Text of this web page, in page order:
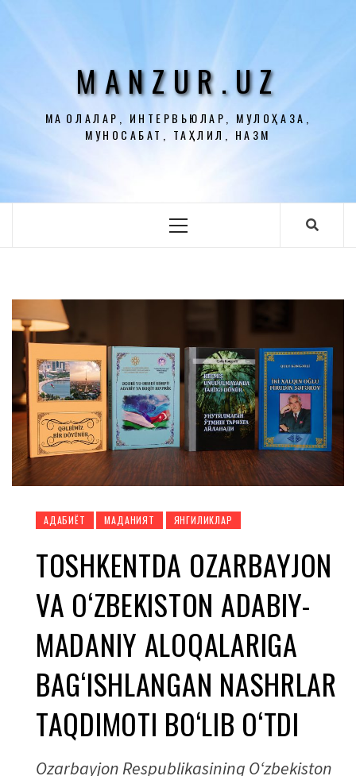
MANZUR.UZ
МАҚОЛАЛАР, ИНТЕРВЬЮЛАР, МУЛОҲАЗА,
МУНОСАБАТ, ТАҲЛИЛ, НАЗМ
меню
АДАБИЁТ МАДАНИЯТ ЯНГИЛИКЛАР
TOSHKENTDA OZARBAYJON
VA O‘ZBEKISTON ADABIY-
MADANIY ALOQALARIGA
BAG‘ISHLANGAN NASHRLAR
TAQDIMOTI BO‘LIB O‘TDI
Ozarbayjon Respublikasining O‘zbekiston